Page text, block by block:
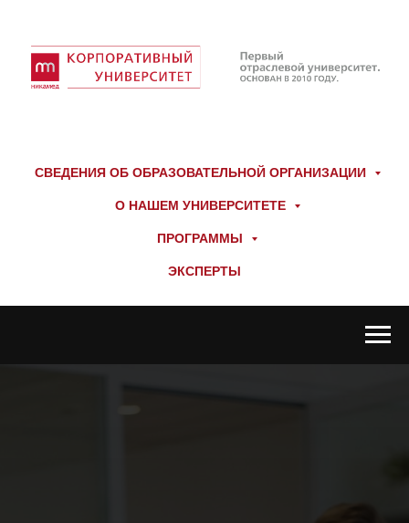
СВЕДЕНИЯ ОБ ОБРАЗОВАТЕЛЬНОЙ ОРГАНИЗАЦИИ
О НАШЕМ УНИВЕРСИТЕТЕ
ПРОГРАММЫ
ЭКСПЕРТЫ